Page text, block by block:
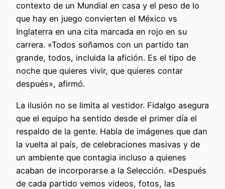
contexto de un Mundial en casa y el peso de lo
que hay en juego convierten el México vs
Inglaterra en una cita marcada en rojo en su
carrera. «Todos soñamos con un partido tan
grande, todos, incluida la afición. Es el tipo de
noche que quieres vivir, que quieres contar
después», afirmó.
La ilusión no se limita al vestidor. Fidalgo asegura
que el equipo ha sentido desde el primer día el
respaldo de la gente. Habla de imágenes que dan
la vuelta al país, de celebraciones masivas y de
un ambiente que contagia incluso a quienes
acaban de incorporarse a la Selección. «Después
de cada partido vemos videos, fotos, las